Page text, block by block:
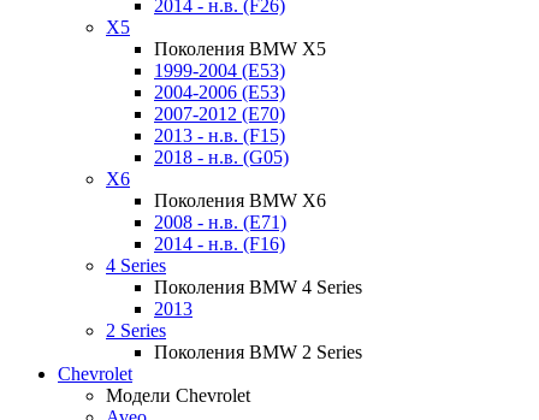
2014 - н.в. (F26)
X5
Поколения BMW X5
1999-2004 (E53)
2004-2006 (E53)
2007-2012 (E70)
2013 - н.в. (F15)
2018 - н.в. (G05)
X6
Поколения BMW X6
2008 - н.в. (E71)
2014 - н.в. (F16)
4 Series
Поколения BMW 4 Series
2013
2 Series
Поколения BMW 2 Series
Chevrolet
Модели Chevrolet